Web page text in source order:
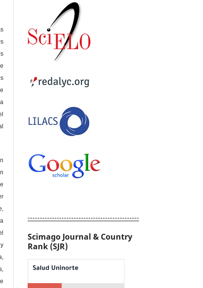
----------------------------------------------
Scimago Journal & Country
Rank (SJR)